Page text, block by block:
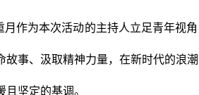
作为本次活动的主持人立足青年视
事、汲取精神力量，在新时代的浪
坚定的基调。